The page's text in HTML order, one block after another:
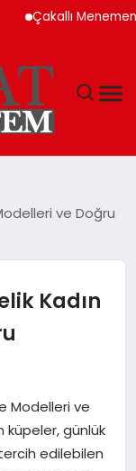
Çakallı Menemeni
ve Doğru
Kadın
Modelleri ve
küpeler, günlük
edilebilen